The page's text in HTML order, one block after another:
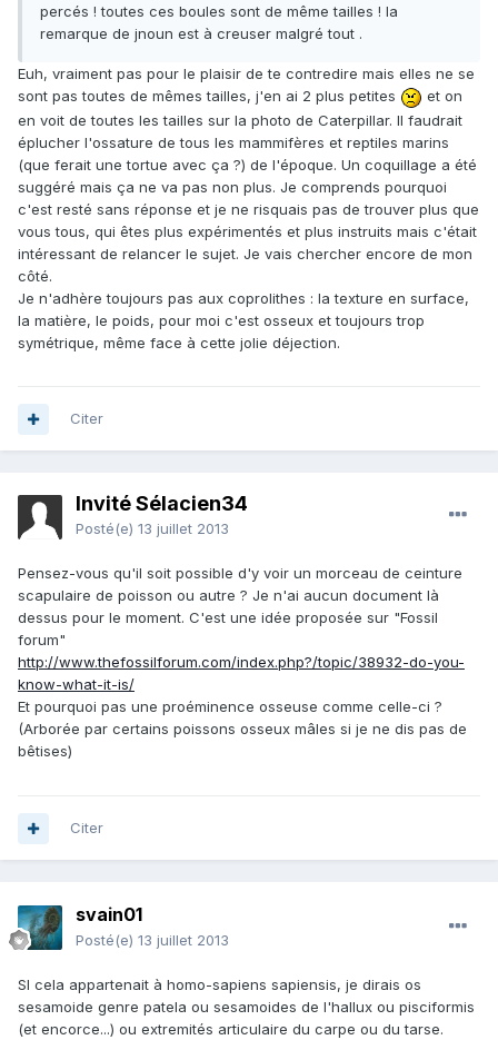
percés ! toutes ces boules sont de même tailles ! la
remarque de jnoun est à creuser malgré tout .
Euh, vraiment pas pour le plaisir de te contredire mais elles ne se
sont pas toutes de mêmes tailles, j'en ai 2 plus petites
et on
en voit de toutes les tailles sur la photo de Caterpillar. Il faudrait
éplucher l'ossature de tous les mammifères et reptiles marins
(que ferait une tortue avec ça ?) de l'époque. Un coquillage a été
suggéré mais ça ne va pas non plus. Je comprends pourquoi
c'est resté sans réponse et je ne risquais pas de trouver plus que
vous tous, qui êtes plus expérimentés et plus instruits mais c'était
intéressant de relancer le sujet. Je vais chercher encore de mon
côté.
Je n'adhère toujours pas aux coprolithes : la texture en surface,
la matière, le poids, pour moi c'est osseux et toujours trop
symétrique, même face à cette jolie déjection.
Citer
Invité Sélacien34
Posté(e) 13 juillet 2013
Pensez-vous qu'il soit possible d'y voir un morceau de ceinture
scapulaire de poisson ou autre ? Je n'ai aucun document là
dessus pour le moment. C'est une idée proposée sur "Fossil
forum"
http://www.thefossilforum.com/index.php?/topic/38932-do-you-
know-what-it-is/
Et pourquoi pas une proéminence osseuse comme celle-ci ?
(Arborée par certains poissons osseux mâles si je ne dis pas de
bêtises)
Citer
svain01
Posté(e) 13 juillet 2013
SI cela appartenait à homo-sapiens sapiensis, je dirais os
sesamoide genre patela ou sesamoides de l'hallux ou pisciformis
(et encorce...) ou extremités articulaire du carpe ou du tarse.